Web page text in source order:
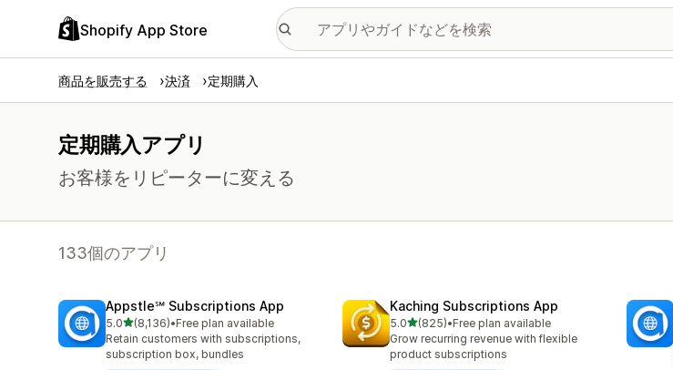
Shopify App Store
商品を販売する 決済 定期購入
定期購入アプリ
お客様をリピーターに変える
133個のアプリ
Appstle℠ Subscriptions App
5.05つ星中
(8,136)
合計レビュー数：8136件
•Free plan available
Retain customers with subscriptions,
subscription box, bundles
Kaching Subscriptions App
5.05つ星中
(825)
合計レビュー数：825件
•Free plan available
Grow recurring revenue with flexible
product subscriptions